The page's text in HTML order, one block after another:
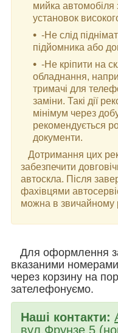
мийка автомобіля
установок
-Не слід
підйомника або
-Не кріпити на
обладнання,
тримачі для
заміни. Такі дії
мінімум через
рекомендується
документи.
Дотримання цих
забезпечити
автоскла. Після
фахівцями
можна в звичайному
Для оформлення
вказаними
через корзину на
зателефонуємо.
Наші контакти:
вул.Фрунзе 5